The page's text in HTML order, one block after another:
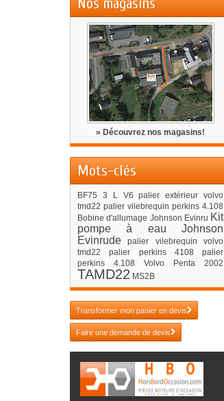
» Découvrez nos magasins!
Mots-clés
BF75 3 L V6 palier extérieur volvo
tmd22 palier vilebrequin perkins 4.108
Bobine d'allumage Johnson Evinru Kit
pompe à eau Johnson
Evinrude
palier vilebrequin volvo
tmd22
palier perkins 4108
palier
perkins 4.108
Volvo Penta 2002
TAMD22 MS2B
Transformer mon panier en devis
Faire une demande de devis